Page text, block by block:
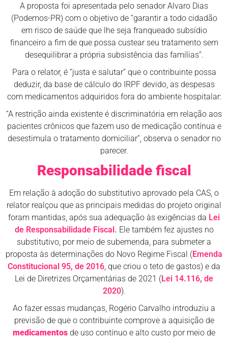
A proposta foi apresentada pelo senador Alvaro Dias
(Podemos-PR) com o objetivo de “garantir a todo cidadão
em risco de saúde que lhe seja franqueado subsídio
financeiro a fim de que possa custear seu tratamento sem
desequilibrar a própria subsistência das famílias”.
Para o relator, é “justa e salutar” que o contribuinte possa
deduzir, da base de cálculo do IRPF devido, as despesas
com medicamentos adquiridos fora do ambiente hospitalar:
“A restrição ainda existente é discriminatória em relação aos
pacientes crônicos que fazem uso de medicação contínua e
desestimula o tratamento domiciliar”, observa o senador no
parecer.
Responsabilidade fiscal
Em relação à adoção do substitutivo aprovado pela CAS, o
relator realçou que as principais medidas do projeto original
foram mantidas, após sua adequação às exigências da Lei
de Responsabilidade Fiscal. Ele também fez ajustes no
substitutivo, por meio de subemenda, para submeter a
proposta às determinações do Novo Regime Fiscal (Emenda
Constitucional 95, de 2016 , que criou o teto de gastos) e da
Lei de Diretrizes Orçamentárias de 2021 (Lei 14.116, de
2020).
Ao fazer essas mudanças, Rogério Carvalho introduziu a
previsão de que o contribuinte comprove a aquisição de
medicamentos de uso contínuo e alto custo por meio de